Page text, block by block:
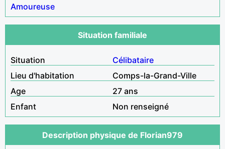
Amoureuse
Situation familiale
Situation
Célibataire
Lieu d'habitation
Comps-la-Grand-Ville
Age
27 ans
Enfant
Non renseigné
Description physique de Florian979